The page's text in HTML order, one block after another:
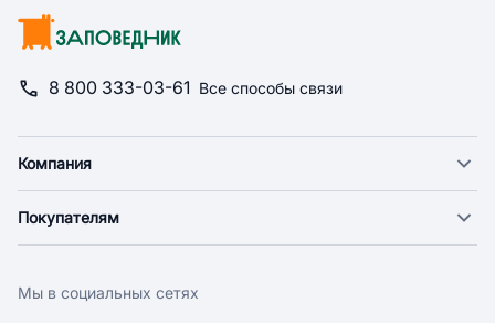
8 800 333-03-61 Все способы связи
Компания
Новости
Поставщикам
Покупателям
Оплата
Мы в социальных сетях